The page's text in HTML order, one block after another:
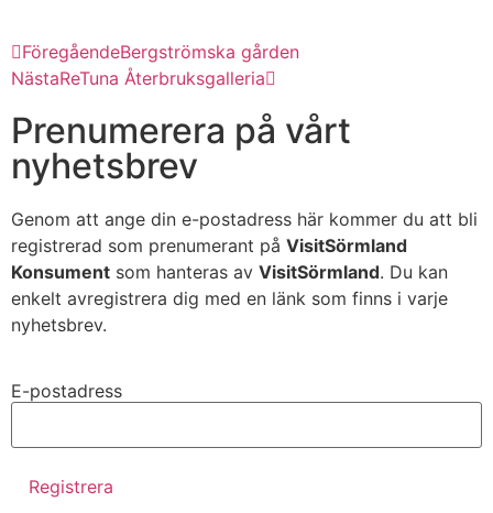
FöregåendeBergströmska gården
NästaReTuna Återbruksgalleria
Prenumerera på vårt
nyhetsbrev
Genom att ange din e-postadress här kommer du att bli
registrerad som prenumerant på VisitSörmland
Konsument som hanteras av VisitSörmland. Du kan
enkelt avregistrera dig med en länk som finns i varje
nyhetsbrev.
E-postadress